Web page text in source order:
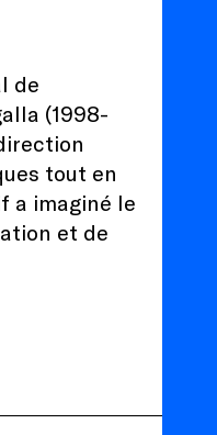
de
(1998-
tout en
a imaginé le
et de